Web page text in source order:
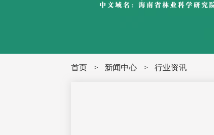
首页 > 新闻中心 > 行业资讯